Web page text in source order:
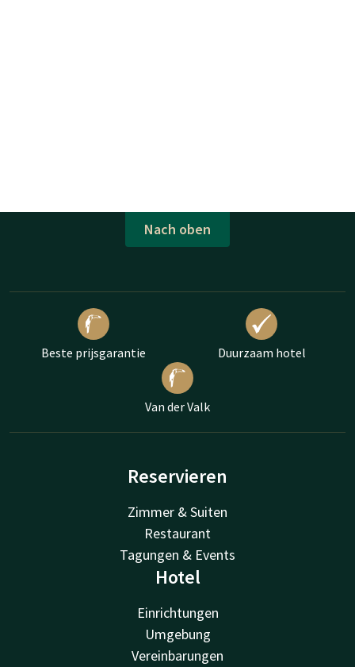
Nach oben
Beste prijsgarantie Duurzaam hotel
Van der Valk
Reservieren
Zimmer & Suiten
Restaurant
Tagungen & Events
Hotel
Einrichtungen
Umgebung
Vereinbarungen